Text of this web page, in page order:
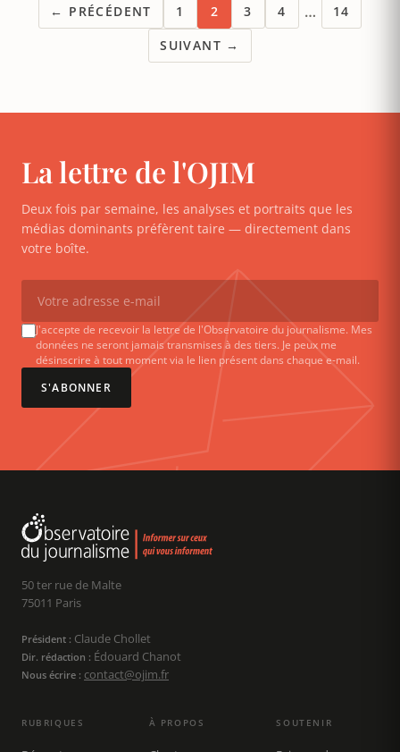
← PRÉCÉDENT 1 2 3 4 …
14
SUIVANT →
La lettre de l'OJIM
Deux fois par semaine, les analyses et portraits que les
médias dominants préfèrent taire — directement dans
votre boîte.
J'accepte de recevoir la lettre de l'Observatoire du journalisme. Mes
données ne seront jamais transmises à des tiers. Je peux me
désinscrire à tout moment via le lien présent dans chaque e-mail.
S'ABONNER
50 ter rue de Malte
75011 Paris
Président : Claude Chollet
Dir. rédaction : Édouard Chanot
Nous écrire : contact@ojim.fr
RUBRIQUES À PROPOS SOUTENIR